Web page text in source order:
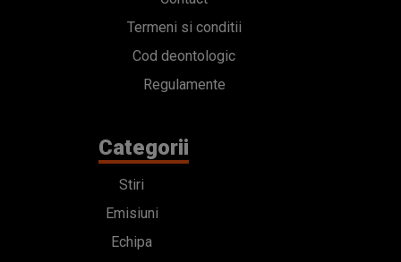
Termeni si conditii
Cod deontologic
Regulamente
Categorii
Stiri
Emisiuni
Echipa